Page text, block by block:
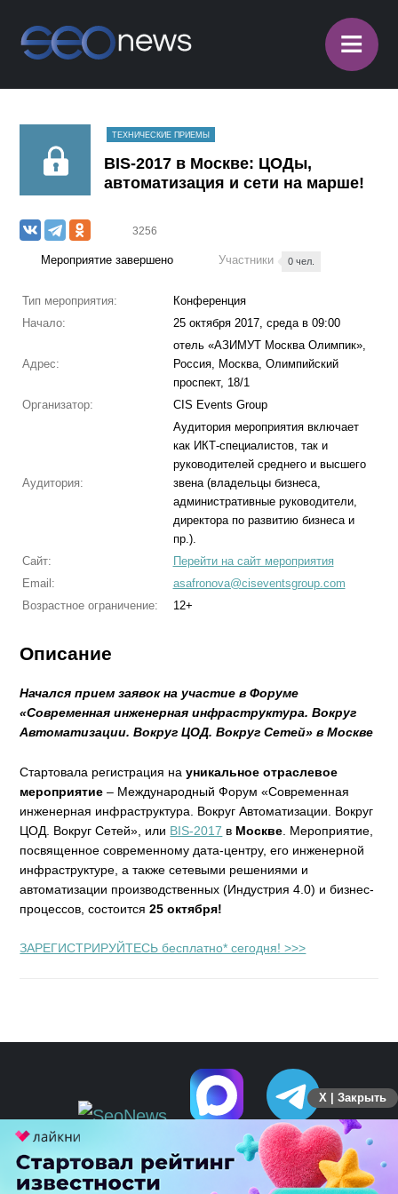
≡
ТЕХНИЧЕСКИЕ ПРИЕМЫ
BIS-2017 в Москве: ЦОДы,
автоматизация и сети на марше!
3256
Мероприятие завершено Участники 0 чел.
Тип мероприятия:
Конференция
Начало:
25 октября 2017, среда в 09:00
Адрес:
отель «АЗИМУТ Москва Олимпик»,
Россия, Москва, Олимпийский
проспект, 18/1
Организатор:
CIS Events Group
Аудитория:
Аудитория мероприятия включает
как ИКТ-специалистов, так и
руководителей среднего и высшего
звена (владельцы бизнеса,
административные руководители,
директора по развитию бизнеса и
пр.).
Сайт:
Перейти на сайт мероприятия
Email:
asafronova@ciseventsgroup.com
Возрастное ограничение:
12+
Описание
Начался прием заявок на участие в Форуме
«Современная инженерная инфраструктура. Вокруг
Автоматизации. Вокруг ЦОД. Вокруг Сетей» в Москве
Стартовала регистрация науникальное отраслевое
мероприятие – Международный Форум «Современная
инженерная инфраструктура. Вокруг Автоматизации. Вокруг
ЦОД. Вокруг Сетей», или BIS-2017 в Москве . Мероприятие,
посвященное современному дата-центру, его инженерной
инфраструктуре, а также сетевыми решениями и
автоматизации производственных (Индустрия 4.0) и бизнес-
процессов, состоится25 октября!
ЗАРЕГИСТРИРУЙТЕСЬ бесплатно* сегодня! >>>
X | Закрыть
ПЕРЕЙТИ НА ПОЛНУЮ ВЕРСИЮ
© SEOnews.ru Все права защищены. 2026